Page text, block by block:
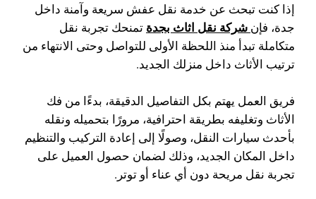
إذا كنت تبحث عن خدمة نقل عفش سريعة وآمنة داخل
جدة، فإن شركة نقل اثاث بجدة تمنحك تجربة نقل
متكاملة تبدأ منذ اللحظة الأولى للتواصل وحتى الانتهاء من
ترتيب الأثاث داخل منزلك الجديد.
فريق العمل يهتم بكل التفاصيل الدقيقة، بدءًا من فك
الأثاث وتغليفه بطريقة احترافية، مرورًا بتحميله ونقله
بأحدث سيارات النقل، وصولًا إلى إعادة التركيب والتنظيم
داخل المكان الجديد، وذلك لضمان حصول العميل على
تجربة نقل مريحة دون أي عناء أو توتر.